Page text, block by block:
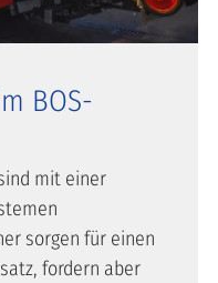
BOS-
mit einer
sorgen für einen
fordern aber